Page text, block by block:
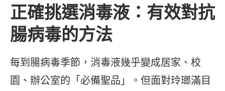
正確挑選消毒液：有效對抗
腸病毒的方法
每到腸病毒季節，消毒液幾乎變成居家、校
園、辦公室的「必備聖品」。但面對玲瑯滿目